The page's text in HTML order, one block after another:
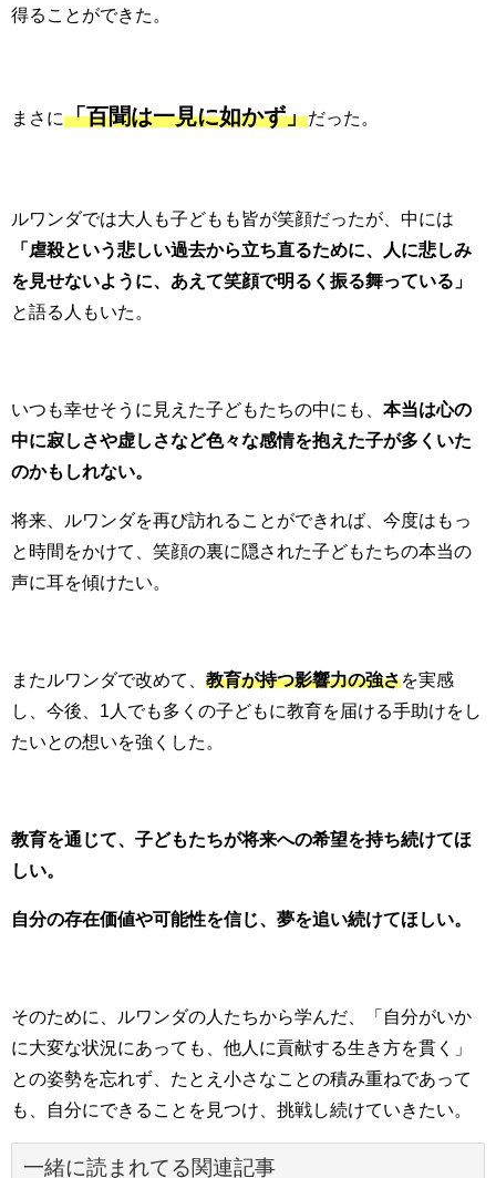
得ることができた。
まさに「百聞は一見に如かず」だった。
ルワンダでは大人も子どもも皆が笑顔だったが、中には
「虐殺という悲しい過去から立ち直るために、人に悲しみ
を見せないように、あえて笑顔で明るく振る舞っている」
と語る人もいた。
いつも幸せそうに見えた子どもたちの中にも、 本当は心の
中に寂しさや虚しさなど色々な感情を抱えた子が多くいた
のかもしれない。
将来、ルワンダを再び訪れることができれば、今度はもっ
と時間をかけて、笑顔の裏に隠された子どもたちの本当の
声に耳を傾けたい。
またルワンダで改めて、 教育が持つ影響力の強さを実感
し、今後、 1 人でも多くの子どもに教育を届ける手助けをし
たいとの想いを強くした。
教育を通じて、子どもたちが将来への希望を持ち続けてほ
しい。
自分の存在価値や可能性を信じ、夢を追い続けてほしい。
そのために、ルワンダの人たちから学んだ、「自分がいか
に大変な状況にあっても、他人に貢献する生き方を貫く」
との姿勢を忘れず、たとえ小さなことの積み重ねであって
も、自分にできることを見つけ、挑戦し続けていきたい。
一緒に読まれてる関連記事